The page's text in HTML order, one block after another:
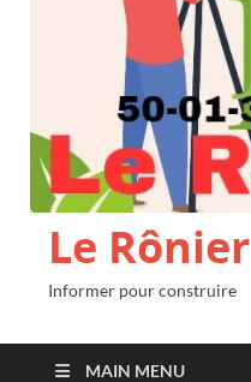
Le Rônier
Informer pour construire
MAIN MENU